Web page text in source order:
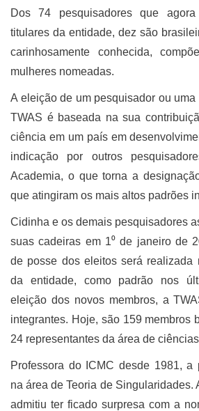
Dos 74 pesquisadores que
titulares da entidade, dez são
carinhosamente conhecida,
mulheres nomeadas.
A eleição de um pesquisador ou
TWAS é baseada na sua
ciência em um país em
indicação por outros
Academia, o que torna a
que atingiram os mais altos padrões
Cidinha e os demais pesquisadores
suas cadeiras em 1⁰ de janeiro de
de posse dos eleitos será realizada
da entidade, como padrão nos
eleição dos novos membros, a
integrantes. Hoje, são 159 membros
24 representantes da área de
Professora do ICMC desde 1981, a
na área de Teoria de Singularidades.
admitiu ter ficado surpresa com a